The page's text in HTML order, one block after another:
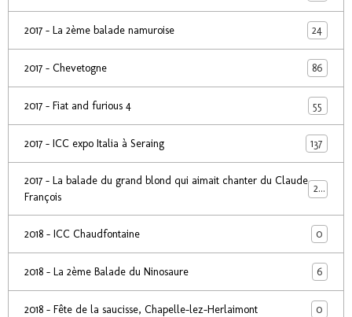
2017 - La 2ème balade namuroise 24
2017 - Chevetogne 86
2017 - Fiat and furious 4 55
2017 - ICC expo Italia à Seraing 137
2017 - La balade du grand blond qui aimait chanter du Claude
François
24
2018 - ICC Chaudfontaine 0
2018 - La 2ème Balade du Ninosaure 6
2018 - Fête de la saucisse, Chapelle-lez-Herlaimont 0